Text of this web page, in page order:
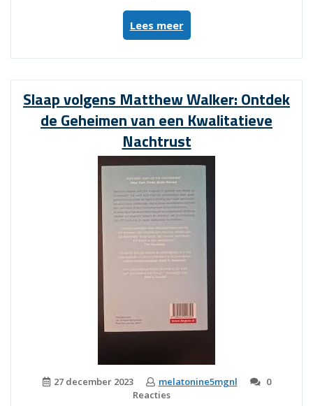
Lees meer“Matthew
Walker:
De
ons
Bewust
maakt
van
het
van
Rust”
Slaap volgens Matthew Walker: Ontdek
de Geheimen van een Kwalitatieve
Nachtrust
27 december 2023 melatonine5mgnl
0
Reacties